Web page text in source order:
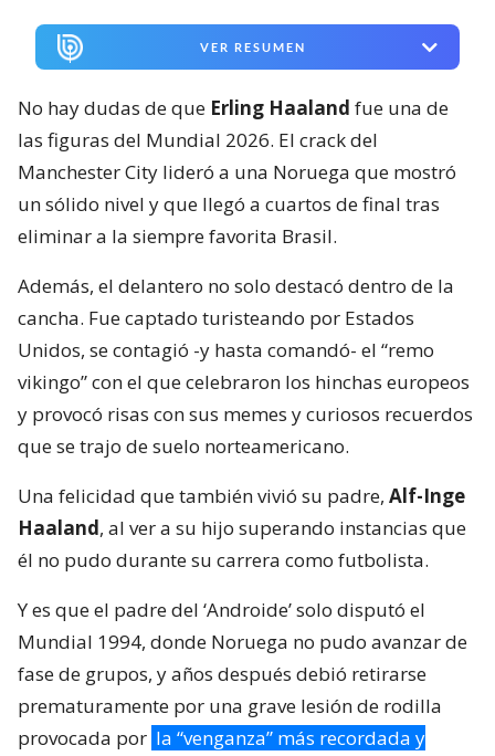
VER RESUMEN
No hay dudas de que Erling Haaland fue una de
las figuras del Mundial 2026. El crack del
Manchester City lideró a una Noruega que mostró
un sólido nivel y que llegó a cuartos de final tras
eliminar a la siempre favorita Brasil.
Además, el delantero no solo destacó dentro de la
cancha. Fue captado turisteando por Estados
Unidos, se contagió -y hasta comandó- el “remo
vikingo” con el que celebraron los hinchas europeos
y provocó risas con sus memes y curiosos recuerdos
que se trajo de suelo norteamericano.
Una felicidad que también vivió su padre, Alf-Inge
Haaland, al ver a su hijo superando instancias que
él no pudo durante su carrera como futbolista.
Y es que el padre del ‘Androide’ solo disputó el
Mundial 1994, donde Noruega no pudo avanzar de
fase de grupos, y años después debió retirarse
prematuramente por una grave lesión de rodilla
provocada por la “venganza” más recordada y